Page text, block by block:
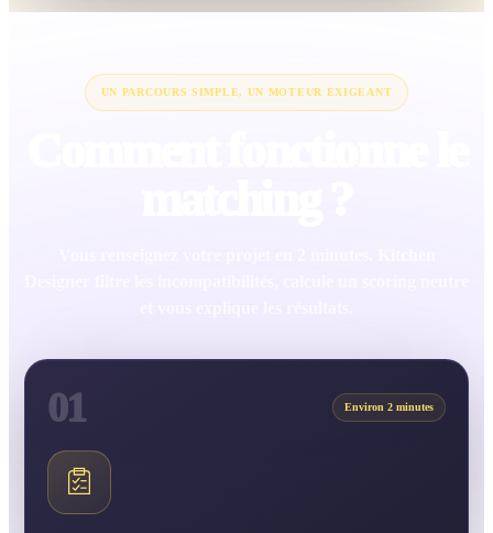
UN PARCOURS SIMPLE, UN MOTEUR EXIGEANT
01 Environ 2 minutes